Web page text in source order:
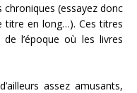
(essayez donc
titre en long…). Ces titres
l’époque où les livres
assez amusants,